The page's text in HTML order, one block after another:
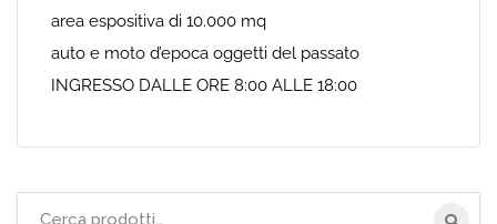
area espositiva di 10.000 mq
auto e moto d’epoca oggetti del passato
INGRESSO DALLE ORE 8:00 ALLE 18:00